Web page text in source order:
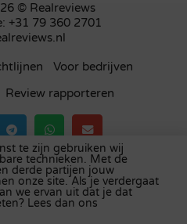
© Realreviews
+31 79 360 2701
Voor bedrijven
Review rapporteren
inhet Verenigd
,België,Spanje,
,Finland
te zijn gebruiken wij
technieken. Met de
derde partijen jouw
onze site. Als je verdergaat
we ervan uit dat je dat
Lees dan ons